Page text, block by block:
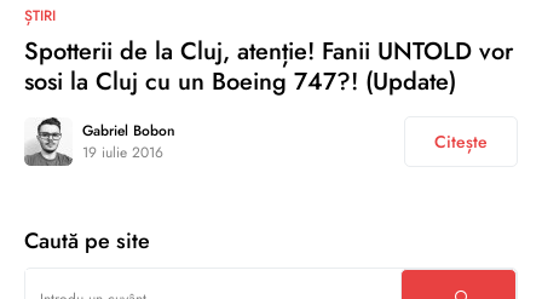
ȘTIRI
Spotterii de la Cluj, atenție! Fanii UNTOLD vor
sosi la Cluj cu un Boeing 747?! (Update)
Gabriel Bobon
19 iulie 2016
Citește
Caută pe site